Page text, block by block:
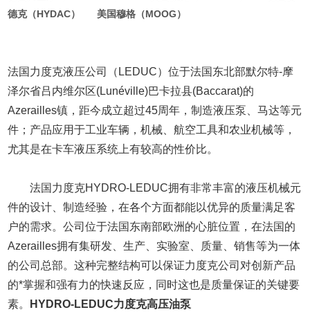
德克（HYDAC） 美国穆格（MOOG）
法国力度克液压公司（LEDUC）位于法国东北部默尔特-摩
泽尔省吕内维尔区(Lunéville)巴卡拉县(Baccarat)的
Azerailles镇，距今成立超过45周年，制造液压泵、马达等元
件；产品应用于工业车辆，机械、航空工具和农业机械等，
尤其是在卡车液压系统上有较高的性价比。
法国力度克HYDRO-LEDUC拥有非常丰富的液压机械元
件的设计、制造经验，在各个方面都能以优异的质量满足客
户的需求。公司位于法国东南部欧洲的心脏位置，在法国的
Azerailles拥有集研发、生产、实验室、质量、销售等为一体
的公司总部。这种完整结构可以保证力度克公司对创新产品
的*掌握和强有力的快速反应，同时这也是质量保证的关键要
素。
HYDRO-LEDUC力度克高压油泵